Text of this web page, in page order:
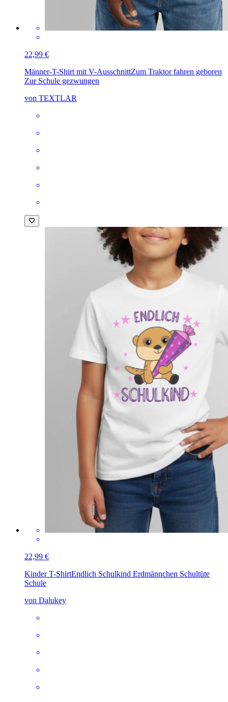
22,99 €
Männer-T-Shirt mit V-AusschnittZum Traktor fahren geboren
Zur Schule gezwungen
von TEXTLAR
22,99 €
Kinder T-ShirtEndlich Schulkind Erdmännchen Schultüte
Schule
von Dalukey